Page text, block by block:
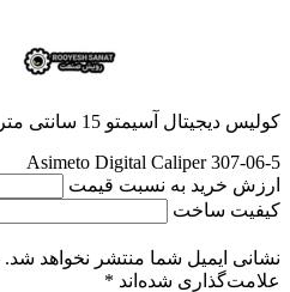
کولیس دیجیتال آسیمتو 15 سانتی متر مدل 5-06-307
Asimeto Digital Caliper 307-06-5
ارزش خرید به نسبت قیمت
کیفیت ساخت
نشانی ایمیل شما منتشر نخواهد شد.
علامت‌گذاری شده‌اند *